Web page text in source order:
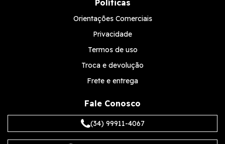
Políticas
Orientações Comerciais
Privacidade
Termos de uso
Troca e devolução
Frete e entrega
Fale Conosco
(34) 99911-4067